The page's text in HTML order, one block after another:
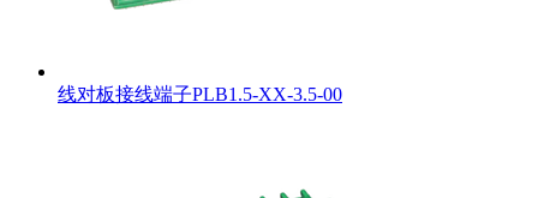
线对板接线端子PLB1.5-XX-3.5-00